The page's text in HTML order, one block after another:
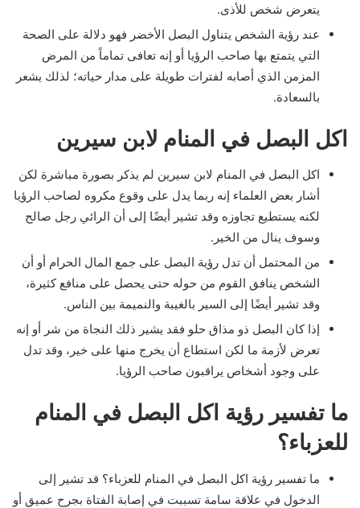
يتعرض شخص للأذى.
عند رؤية الشخص يتناول البصل الأخضر فهو دلالة على الصحة
التي يتمتع بها صاحب الرؤيا أو إنه تعافى تماماً من المرض
المزمن الذي أصابه لفترات طويلة على مدار حياته؛ لذلك يشعر
بالسعادة.
اكل البصل في المنام لابن سيرين
اكل البصل في المنام لابن سيرين لم يذكر بصورة مباشرة لكن
أشار بعض العلماء إنه ربما يدل على وقوع مكروه لصاحب الرؤيا
لكنه يستطيع تجاوزه وقد تشير أيضًا إلى أن الرائي رجل صالح
وسوف ينال من الخير.
من المحتمل أن تدل رؤية البصل على جمع المال الحرام أو أن
الشخص ينافق القوم من حوله حتى يحصل على منافع كثيرة،
وقد تشير أيضًا إلى السير بالغيبة والنميمة بين الناس.
إذا كان البصل ذو مذاق حلو فقد يشير ذلك النجاة من شر أو إنه
تعرض لأزمة ما لكن استطاع أن يخرج منها على خير، وقد تدل
على وجود أشخاص يراقبون صاحب الرؤيا.
ما تفسير رؤية اكل البصل في المنام
للعزباء؟
ما تفسير رؤية اكل البصل في المنام للعزباء؟ قد تشير إلى
الدخول في علاقة سامة تسببت في إصابة الفتاة بجرح عميق أو